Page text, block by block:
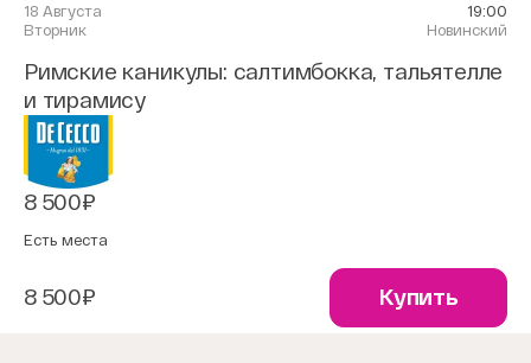
18 Августа
Вторник
19:00
Новинский
Римские каникулы: салтимбокка, тальятелле
и тирамису
8 500₽
Есть места
8 500₽ Купить